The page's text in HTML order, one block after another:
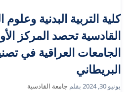
كلية التربية البدنية
القادسية تحصد المركز
الجامعات العراقية في
البريطاني
يونيو 30, 2024 بقلم جامعة القادسية